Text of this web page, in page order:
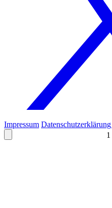
1
Impressum Datenschutzerklärung